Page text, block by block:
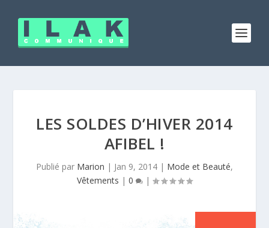
LES SOLDES D’HIVER 2014
AFIBEL !
Publié par Marion | Jan 9, 2014 | Mode et Beauté,
Vêtements | 0 |